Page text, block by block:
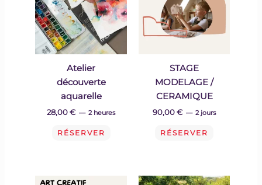
Atelier
découverte
aquarelle
28,00€ 2 heures
RÉSERVER
STAGE
MODELAGE /
CERAMIQUE
90,00€ 2 jours
RÉSERVER